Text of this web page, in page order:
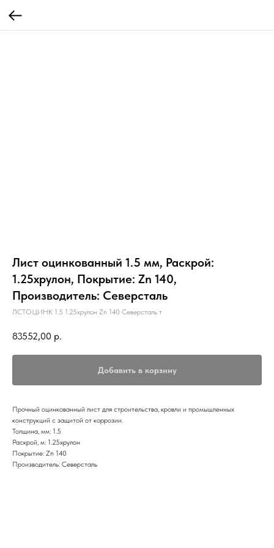
Лист оцинкованный 1.5 мм, Раскрой:
1.25хрулон, Покрытие: Zn 140,
Производитель: Северсталь
ЛСТОЦИНК 1.5 1.25хрулон Zn 140 Северсталь т
83552,00 р.
Добавить в корзину
Прочный оцинкованный лист для строительства, кровли и промышленных
конструкций с защитой от коррозии.
Толщина, мм: 1.5
Раскрой, м: 1.25хрулон
Покрытие: Zn 140
Производитель: Северсталь